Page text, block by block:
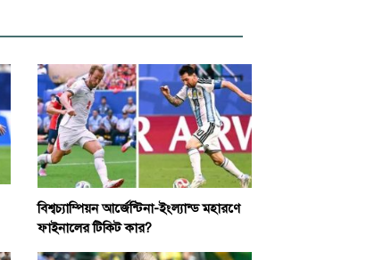
বিশ্বচ্যাম্পিয়ন আর্জেন্টিনা-ইংল্যান্ড মহারণে
ফাইনালের টিকিট কার?